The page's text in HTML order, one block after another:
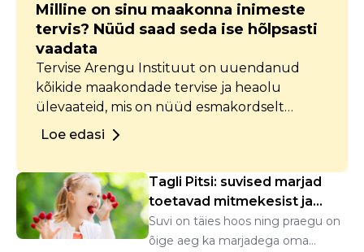
Milline on sinu maakonna inimeste
tervis? Nüüd saad seda ise hõlpsasti
vaadata
Tervise Arengu Instituut on uuendanud
kõikide maakondade tervise ja heaolu
ülevaateid, mis on nüüd esmakordselt
kättesaadavad interaktiivsete
heaolu kohta, alates demograafiast kuni
turvalisuseni.
Loe edasi
Tagli Pitsi: suvised marjad
toetavad mitmekesist ja
tasakaalustat...
Suvi on täies hoos ning praegu on
õige aeg ka marjadega oma